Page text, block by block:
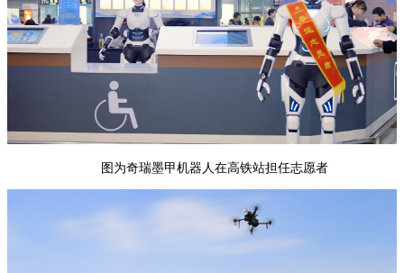
图为奇瑞墨甲机器人在高铁站担任志愿者